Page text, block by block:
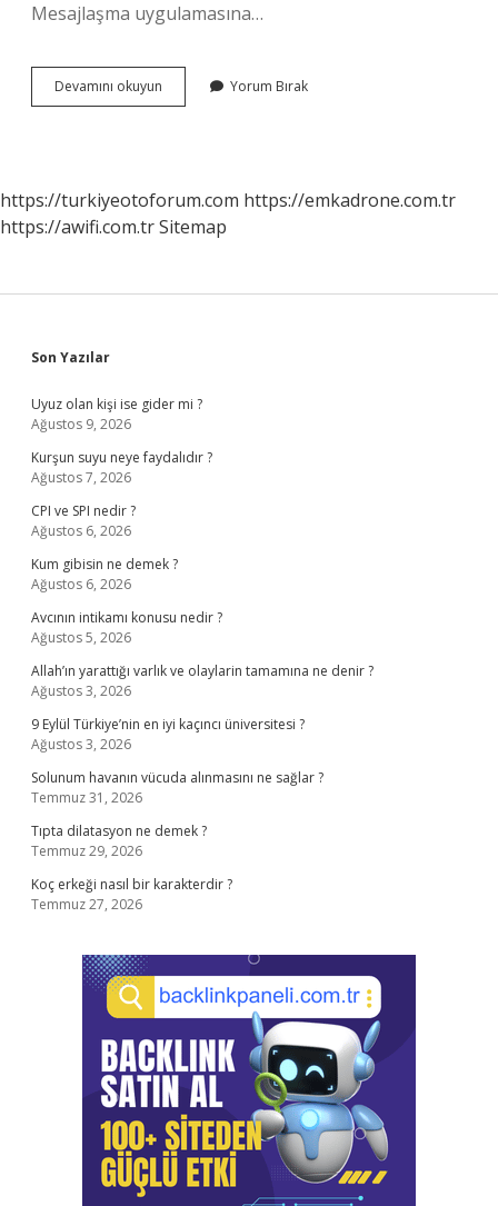
Mesajlaşma uygulamasına…
Devamını okuyun
Mesajlarini
Yorum Bırak
https://turkiyeotoforum.com https://emkadrone.com.tr
https://awifi.com.trSitemap
Sidebar
Son Yazılar
Uyuz olan kişi ise gider mi ?
Ağustos 9, 2026
Kurşun suyu neye faydalıdır ?
Ağustos 7, 2026
CPI ve SPI nedir ?
Ağustos 6, 2026
Kum gibisin ne demek ?
Ağustos 6, 2026
Avcının intikamı konusu nedir ?
Ağustos 5, 2026
Allah’ın yarattığı varlık ve olaylarin tamamına ne denir ?
Ağustos 3, 2026
9 Eylül Türkiye’nin en iyi kaçıncı üniversitesi ?
Ağustos 3, 2026
Solunum havanın vücuda alınmasını ne sağlar ?
Temmuz 31, 2026
Tıpta dilatasyon ne demek ?
Temmuz 29, 2026
Koç erkeği nasıl bir karakterdir ?
Temmuz 27, 2026